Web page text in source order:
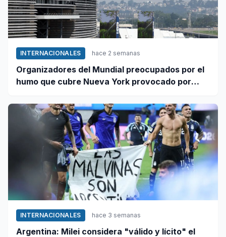
INTERNACIONALES hace 2 semanas
Organizadores del Mundial preocupados por el
humo que cubre Nueva York provocado por
INTERNACIONALES hace 3 semanas
Argentina: Milei considera "válido y lícito" el